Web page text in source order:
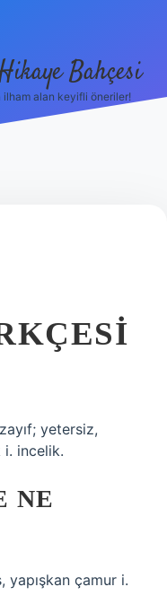
Bahçesi
ilham alan keyifli öneriler!
yetersiz,
i. incelik.
NE
yapışkan çamur i.